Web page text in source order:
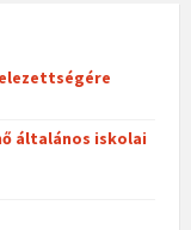
általános iskolai